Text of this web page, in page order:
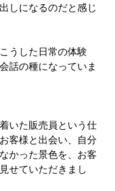
しになるのだと感じ
うした日常の体験
話の種になっていま
いた販売員という仕
客様と出会い、自分
かった景色を、お客
せていただきまし